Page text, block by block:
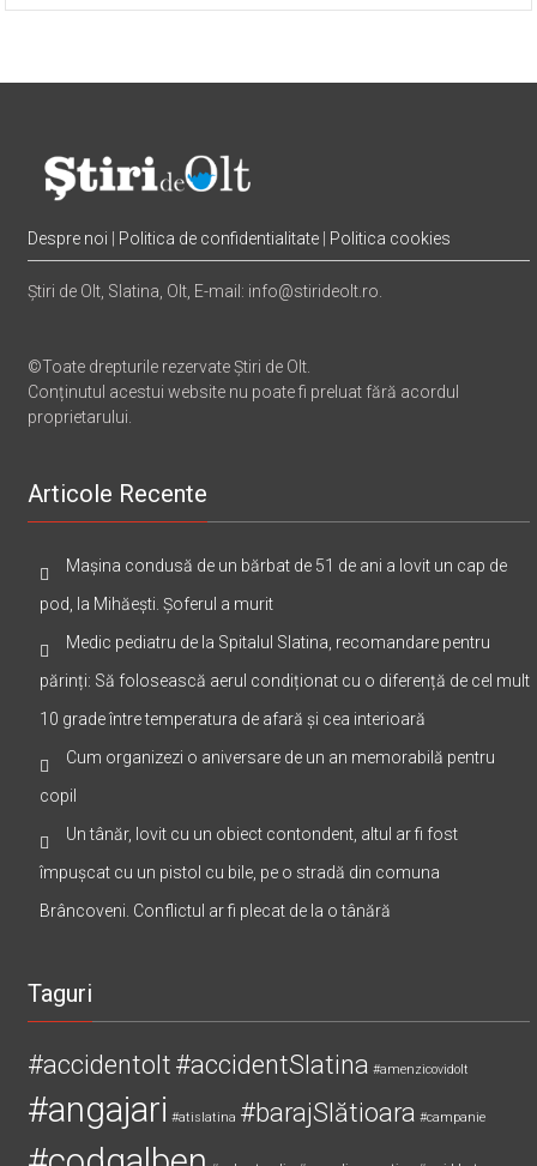
Despre noi Politica de confidentialitate Politica cookies
Știri de Olt, Slatina, Olt, E-mail: info@stirideolt.ro.
©Toate drepturile rezervate Știri de Olt.
Conținutul acestui website nu poate fi preluat fără acordul
proprietarului.
Articole Recente
Mașina condusă de un bărbat de 51 de ani a lovit un cap de
pod, la Mihăești. Șoferul a murit
Medic pediatru de la Spitalul Slatina, recomandare pentru
părinți: Să folosească aerul condiționat cu o diferență de cel mult
10 grade între temperatura de afară și cea interioară
Cum organizezi o aniversare de un an memorabilă pentru
copil
Un tânăr, lovit cu un obiect contondent, altul ar fi fost
împușcat cu un pistol cu bile, pe o stradă din comuna
Brâncoveni. Conflictul ar fi plecat de la o tânără
Taguri
#accidentolt #accidentSlatina #amenzicovidolt
#angajari #atislatina #barajSlătioara #campanie